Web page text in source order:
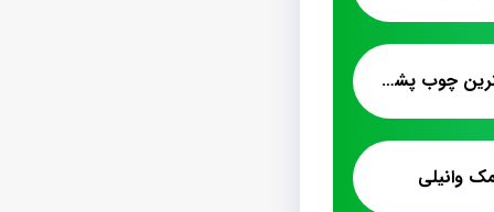
توزیع عمده انواع بهترین چوب پشمک
وانیلی